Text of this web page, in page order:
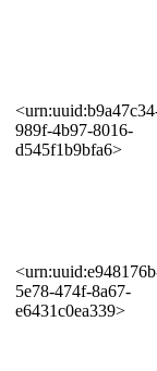
989f-4b97-8016-
d545f1b9bfa6>
5e78-474f-8a67-
e6431c0ea339>